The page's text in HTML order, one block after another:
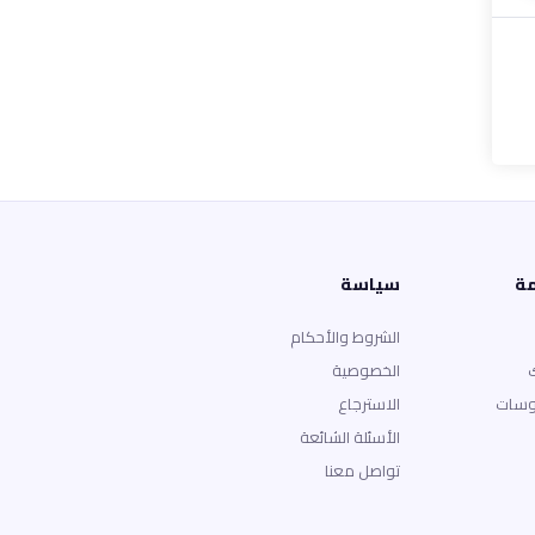
سياسة
الشروط والأحكام
الخصوصية
الاسترجاع
الأسئلة الشائعة
تواصل معنا